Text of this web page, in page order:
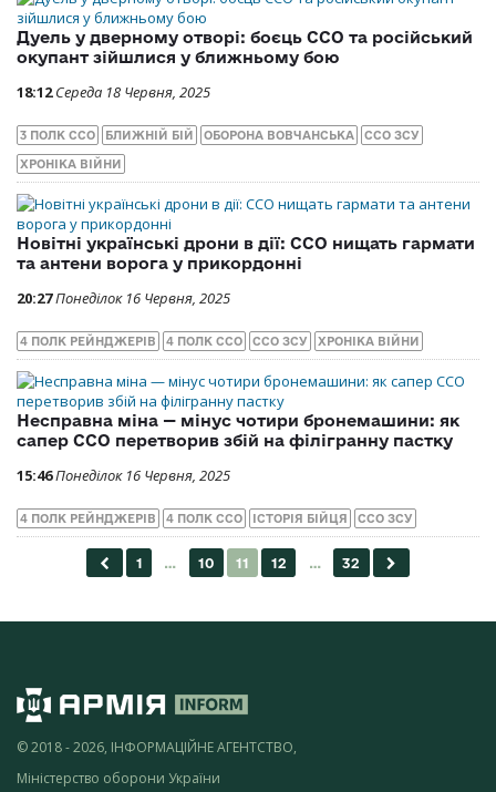
Дуель у дверному отворі: боєць ССО та російський
окупант зійшлися у ближньому бою
18:12 Середа 18 Червня, 2025
3 ПОЛК ССО БЛИЖНІЙ БІЙ ОБОРОНА ВОВЧАНСЬКА ССО ЗСУ
ХРОНІКА ВІЙНИ
Новітні українські дрони в дії: ССО нищать гармати
та антени ворога у прикордонні
20:27Понеділок 16 Червня, 2025
4 ПОЛК РЕЙНДЖЕРІВ 4 ПОЛК ССО ССО ЗСУ ХРОНІКА ВІЙНИ
Несправна міна — мінус чотири бронемашини: як
сапер ССО перетворив збій на філігранну пастку
15:46Понеділок 16 Червня, 2025
4 ПОЛК РЕЙНДЖЕРІВ 4 ПОЛК ССО ІСТОРІЯ БІЙЦЯ ССО ЗСУ
© 2018 - 2026, ІНФОРМАЦІЙНЕ АГЕНТСТВО,
Міністерство оборони України